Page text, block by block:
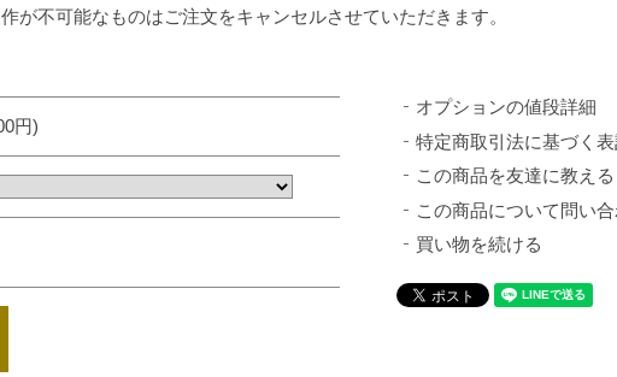
が不可能なものはご注文をキャンセルさせていただきます。
円)
オプションの値段詳細
特定商取引法に基づく表
この商品を友達に教える
この商品について問い
買い物を続ける